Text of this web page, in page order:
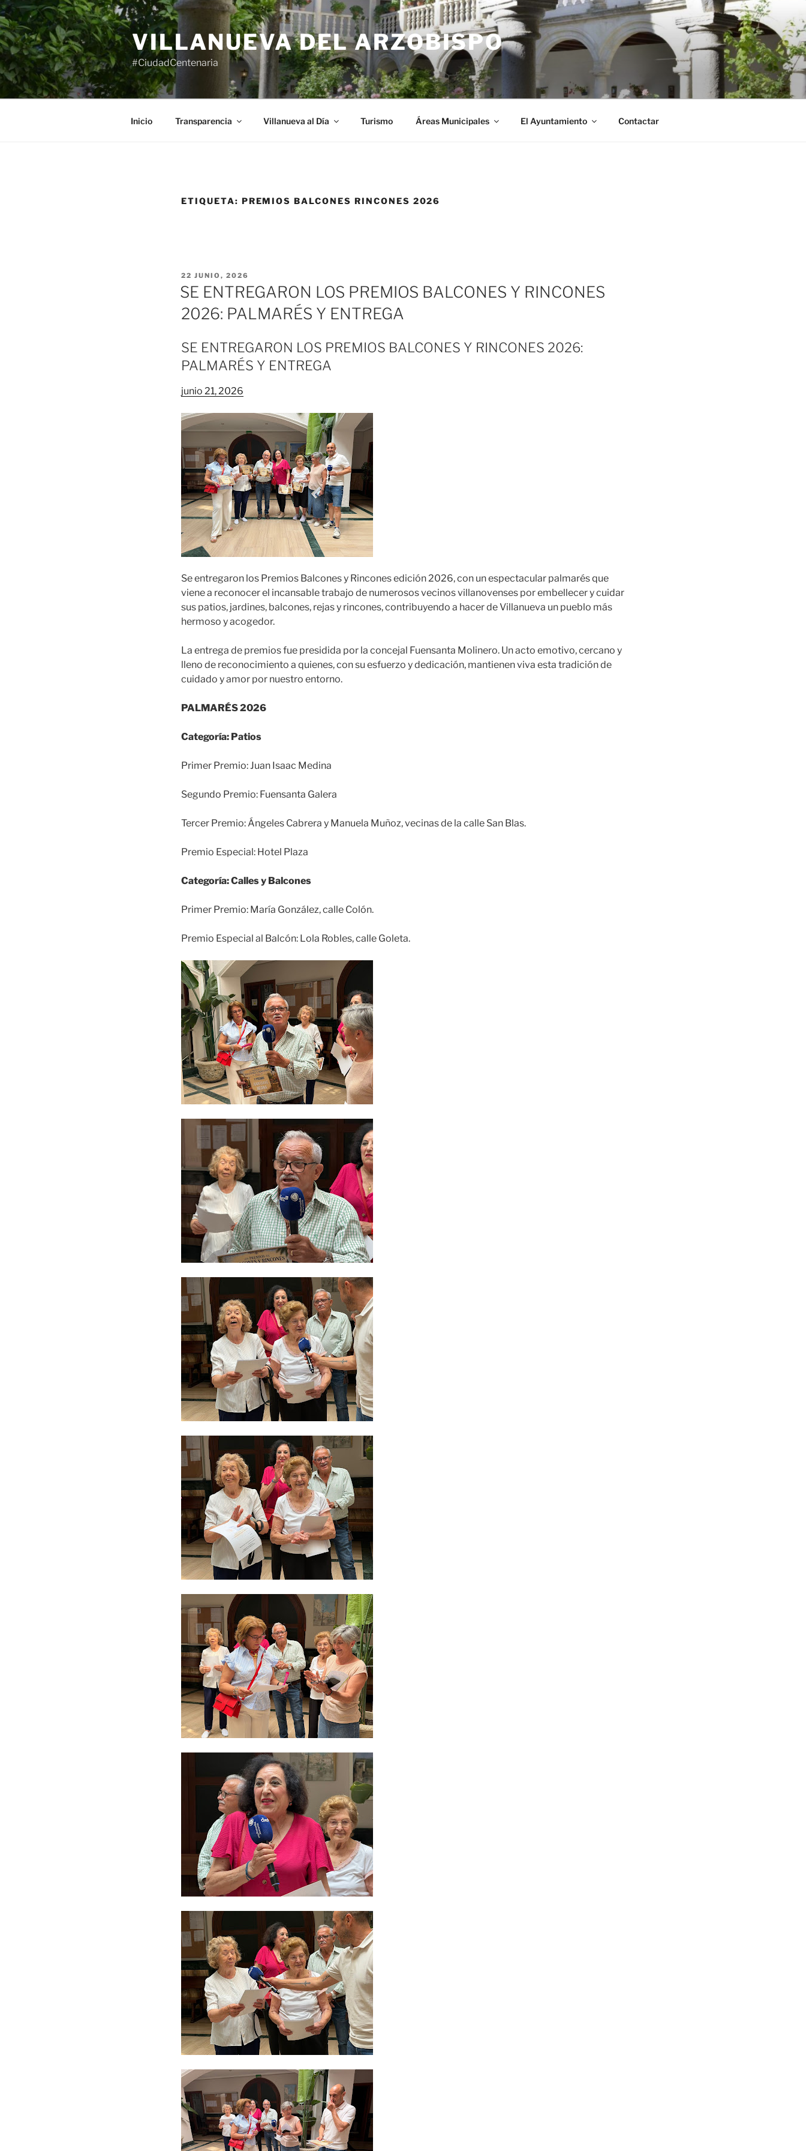
Saltar
al
contenido
VILLANUEVA DEL ARZOBISPO
#CiudadCentenaria
Inicio Transparencia Villanueva al Día Turismo Áreas Municipales El Ayuntamiento Contactar
ETIQUETA: PREMIOS BALCONES RINCONES 2026
PUBLICADO
EL
22 JUNIO, 2026
SE ENTREGARON LOS PREMIOS BALCONES Y RINCONES
2026: PALMARÉS Y ENTREGA
SE ENTREGARON LOS PREMIOS BALCONES Y RINCONES 2026:
PALMARÉS Y ENTREGA
junio 21, 2026
Se entregaron los Premios Balcones y Rincones edición 2026, con un espectacular palmarés que
viene a reconocer el incansable trabajo de numerosos vecinos villanovenses por embellecer y cuidar
sus patios, jardines, balcones, rejas y rincones, contribuyendo a hacer de Villanueva un pueblo más
hermoso y acogedor.
La entrega de premios fue presidida por la concejal Fuensanta Molinero. Un acto emotivo, cercano y
lleno de reconocimiento a quienes, con su esfuerzo y dedicación, mantienen viva esta tradición de
cuidado y amor por nuestro entorno.
PALMARÉS 2026
Categoría: Patios
Primer Premio: Juan Isaac Medina
Segundo Premio: Fuensanta Galera
Tercer Premio: Ángeles Cabrera y Manuela Muñoz, vecinas de la calle San Blas.
Premio Especial: Hotel Plaza
Categoría: Calles y Balcones
Primer Premio: María González, calle Colón.
Premio Especial al Balcón: Lola Robles, calle Goleta.